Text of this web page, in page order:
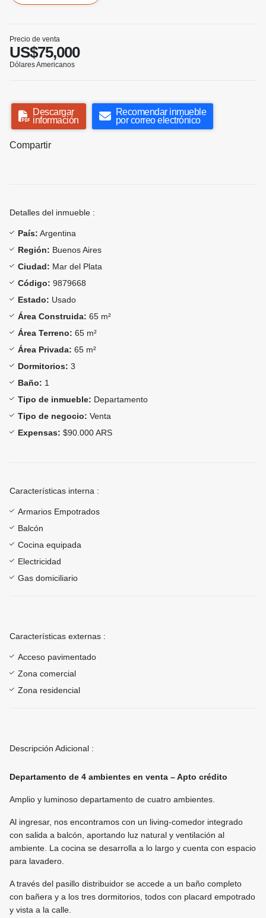
Precio de venta
US$75,000
Dólares Americanos
Descargar
información
Recomendar inmueble
por correo electrónico
Compartir
Detalles del inmueble :
País: Argentina
Región: Buenos Aires
Ciudad: Mar del Plata
Código: 9879668
Estado: Usado
Área Construida: 65 m²
Área Terreno: 65 m²
Área Privada: 65 m²
Dormitorios: 3
Baño: 1
Tipo de inmueble: Departamento
Tipo de negocio: Venta
Expensas: $90.000 ARS
Características interna :
Armarios Empotrados
Balcón
Cocina equipada
Electricidad
Gas domiciliario
Características externas :
Acceso pavimentado
Zona comercial
Zona residencial
Descripción Adicional :
Departamento de 4 ambientes en venta – Apto crédito
Amplio y luminoso departamento de cuatro ambientes.
Al ingresar, nos encontramos con un living-comedor integrado
con salida a balcón, aportando luz natural y ventilación al
ambiente. La cocina se desarrolla a lo largo y cuenta con espacio
para lavadero.
A través del pasillo distribuidor se accede a un baño completo
con bañera y a los tres dormitorios, todos con placard empotrado
y vista a la calle.